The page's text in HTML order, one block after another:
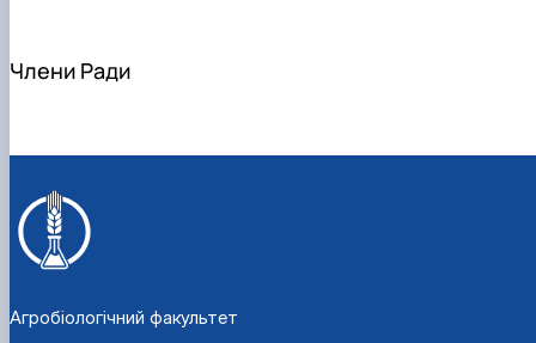
Члени Ради
Агробіологічний факультет